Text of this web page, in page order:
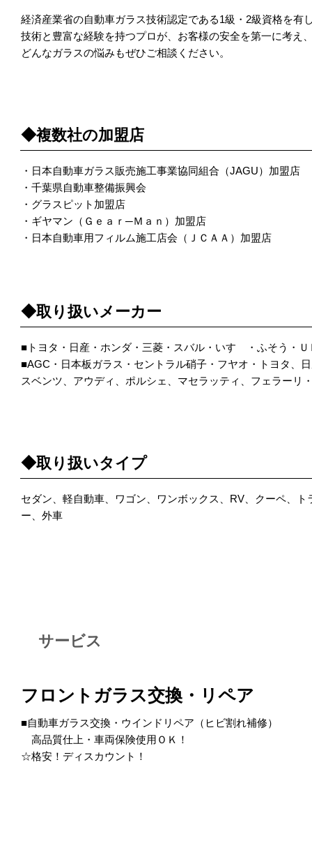
経済産業省の自動車ガラス技術認定である1級・2級資格を
技術と豊富な経験を持つプロが、お客様の安全を第一に考え
どんなガラスの悩みもぜひご相談ください。
◆複数社の加盟店
・日本自動車ガラス販売施工事業協同組合（JAGU）加盟店
・千葉県自動車整備振興会
・グラスピット加盟店
・ギヤマン（Ｇｅａｒ─Ｍａｎ）加盟店
・日本自動車用フィルム施工店会（ＪＣＡＡ）加盟店
◆取り扱いメーカー
■トヨタ・日産・ホンダ・三菱・スバル・いすゞ・ふそう・
■AGC・日本板ガラス・セントラル硝子・フヤオ・トヨタ、
スベンツ、アウディ、ポルシェ、マセラッティ、フェラーリ
◆取り扱いタイプ
セダン、軽自動車、ワゴン、ワンボックス、RV、クーペ、
ー、外車
サービス
フロントガラス交換・リペア
■自動車ガラス交換・ウインドリペア（ヒビ割れ補修）
高品質仕上・車両保険使用ＯＫ！
☆格安！ディスカウント！